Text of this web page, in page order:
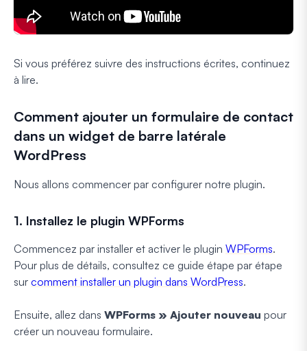
Si vous préférez suivre des instructions écrites, continuez
à lire.
Comment ajouter un formulaire de contact
dans un widget de barre latérale
WordPress
Nous allons commencer par configurer notre plugin.
1. Installez le plugin WPForms
Commencez par installer et activer le plugin WPForms.
Pour plus de détails, consultez ce guide étape par étape
sur comment installer un plugin dans WordPress.
Ensuite, allez dans WPForms » Ajouter nouveau pour
créer un nouveau formulaire.